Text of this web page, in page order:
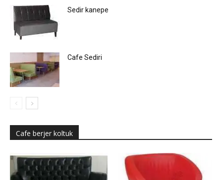
Sedir kanepe
Cafe Sediri
Cafe berjer koltuk